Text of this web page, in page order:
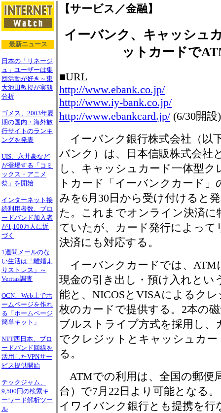
最新ニュース
日本の「リネージ
ュ」ユーザーは集
団活動が好き～東
大池田教授が実態
分析
ゴメス、2003年夏
期の国内・海外旅
行サイトのランキ
ングを発表
UIS、永井豪など
が登場する「コミ
ックス・アニメ
祭」を開始
インターネット接
続利用者数、ブロ
ードバンド加入者
が1,100万人に近
づく
1週間メールのな
い生活は「離婚よ
りストレス」～
Veritas調査
OCN、Web上でホ
ームページを作れ
る「ホームページ
簡単キット」
NTT西日本、ブロ
ードバンド回線を
活用したVPNサー
ビス提供開始
テックジャム、
9,500円の検索キ
ーワード解析ツー
ル
【サービス／金融】
イーバンク、キャッシュ
ットカードで
■URL
http://www.ebank.co.jp/
http://www.iy-bank.co.jp/
http://www.ebankcard.jp/ (6/30開設)
イーバンク銀行株式会社（以
バンク）は、日本信販株式会社
し、キャッシュカード一体型ク
トカード「イーバンクカード」
みを6月30日から受け付けると
た。これまでオンライン決済に
ていたが、カード発行によって
決済にも対応する。
イーバンクカードでは、ATM
現金の引き出し・預け入れとい
能と、NICOSとVISAによるク
枚のカードで提供する。2本の
ブルストライプ方式を採用し、
でクレジットとキャッシュカ
る。
ATMでの利用は、全国の郵便
台）で7月22日より可能となる
イワイバンク銀行とも提携を行